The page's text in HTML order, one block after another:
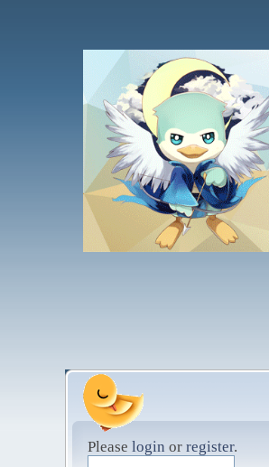
Please login or register.